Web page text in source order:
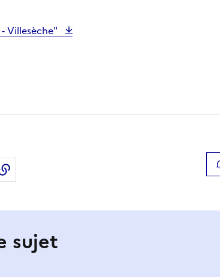
- Villesèche"
LinkedInpar email
Copier le lien de la page dans le presse-
sujet